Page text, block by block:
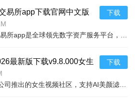
所有漫画资源均无需付费。但注意部
您可以通过观看激励广告解锁限时免费
读体验。
软件本身无病毒无恶意扣费。但建议
信等无关权限，仅保留存储和网络权
易所app下载官网中文版
版
下载
最新版下载v9.8.000女生
下载